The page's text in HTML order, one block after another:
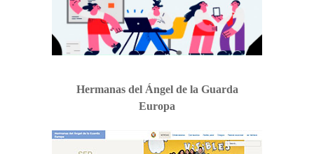
Hermanas del Ángel de la Guarda
Europa